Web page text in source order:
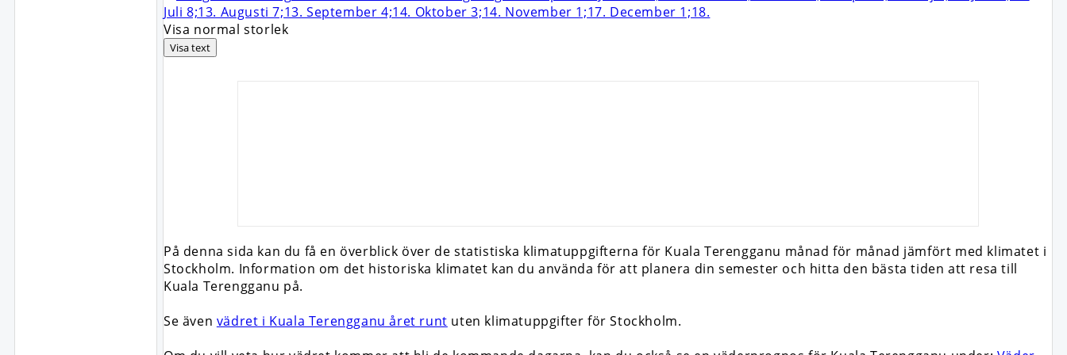
Visa normal storlek
Visa text
På denna sida kan du få en överblick över de statistiska klimatuppgifterna för Kuala Terengganu månad för månad jämfört med klimatet i
Stockholm. Information om det historiska klimatet kan du använda för att planera din semester och hitta den bästa tiden att resa till
Kuala Terengganu på.
Se även vädret i Kuala Terengganu året runt uten klimatuppgifter för Stockholm.